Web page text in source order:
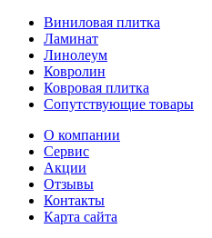
Виниловая плитка
Ламинат
Линолеум
Ковролин
Ковровая плитка
Сопутствующие товары
О компании
Сервис
Акции
Отзывы
Контакты
Карта сайта